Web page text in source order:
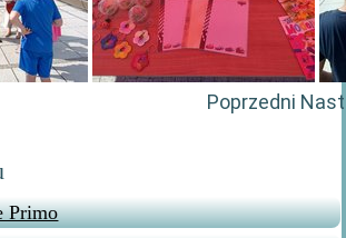
Poprzedni
Primo